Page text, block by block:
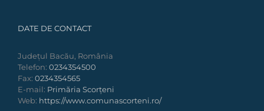
DATE DE CONTACT
Județul Bacău, România
Telefon: 0234354500
Fax: 0234354565
E-mail: Primăria Scorțeni
Web: https://www.comunascorteni.ro/